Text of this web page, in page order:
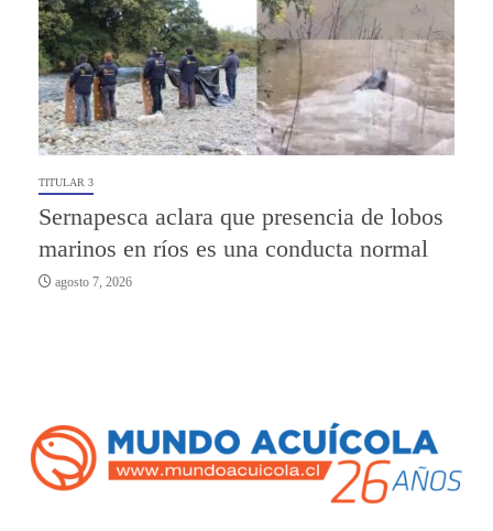
TITULAR 3
Sernapesca aclara que presencia de lobos
marinos en ríos es una conducta normal
agosto 7, 2026